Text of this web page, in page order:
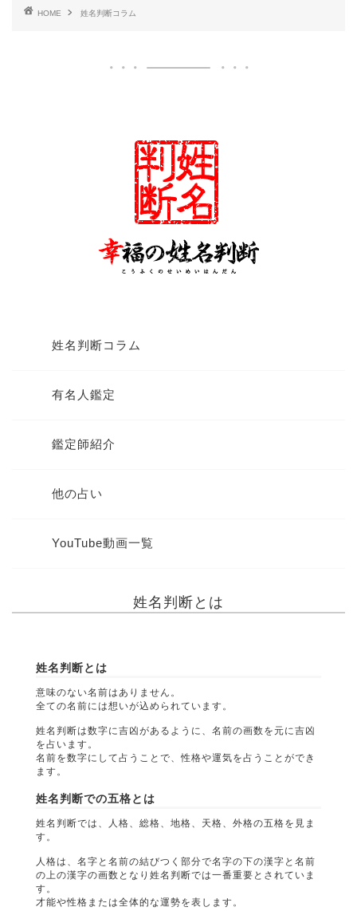
HOME 姓名判断コラム
姓名判断コラム
有名人鑑定
鑑定師紹介
他の占い
YouTube動画一覧
姓名判断とは
姓名判断とは
意味のない名前はありません。
全ての名前には想いが込められています。
姓名判断は数字に吉凶があるように、名前の画数を元に吉凶
を占います。
名前を数字にして占うことで、性格や運気を占うことができ
ます。
姓名判断での五格とは
姓名判断では、人格、総格、地格、天格、外格の五格を見ま
す。
人格は、名字と名前の結びつく部分で名字の下の漢字と名前
の上の漢字の画数となり姓名判断では一番重要とされていま
す。
才能や性格または全体的な運勢を表します。